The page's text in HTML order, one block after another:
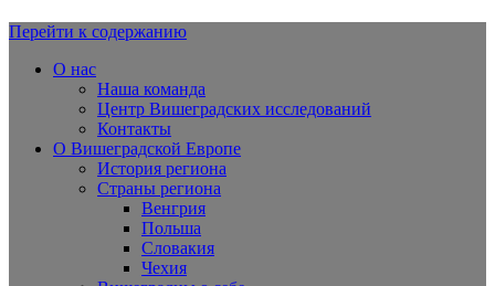
Вишеградская Европа
Перейти к содержанию
О нас
Наша команда
Центр Вишеградских исследований
Контакты
О Вишеградской Европе
История региона
Страны региона
Венгрия
Польша
Словакия
Чехия